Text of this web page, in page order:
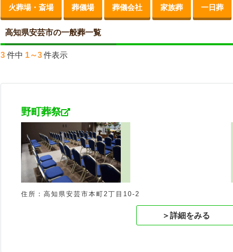
火葬場・斎場 葬儀場 葬儀会社 家族葬 一日葬
高知県安芸市の一般葬一覧
3 件中 1～3 件表示
野町葬祭
住所：高知県安芸市本町2丁目10-2
＞詳細をみる